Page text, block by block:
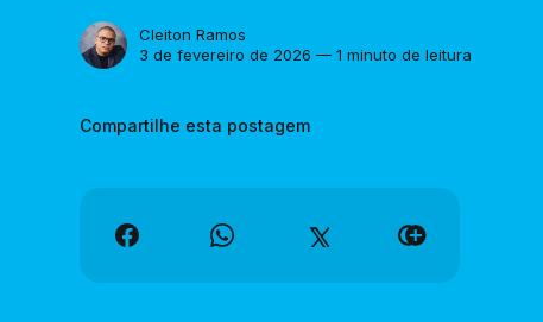
Cleiton Ramos
3 de fevereiro de 2026 — 1 minuto de leitura
Compartilhe esta postagem